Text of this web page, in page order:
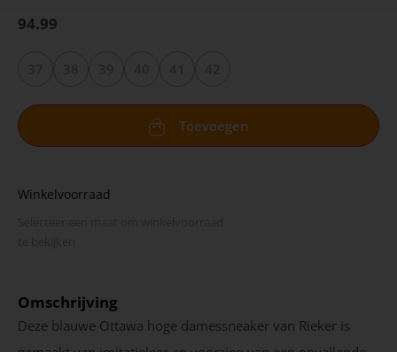
94.99
Toevoegen
Winkelvoorraad
Omschrijving
Deze blauwe Ottawa hoge damessneaker van Rieker is